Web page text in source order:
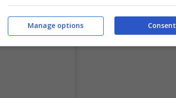
Consent
Manage options